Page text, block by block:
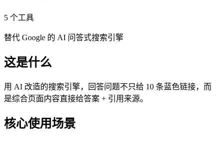
5 个工具
替代 Google 的 AI 问答式搜索引擎
这是什么
用 AI 改造的搜索引擎，回答问题不只给 10 条蓝色链接，而
是综合页面内容直接给答案 + 引用来源。
核心使用场景